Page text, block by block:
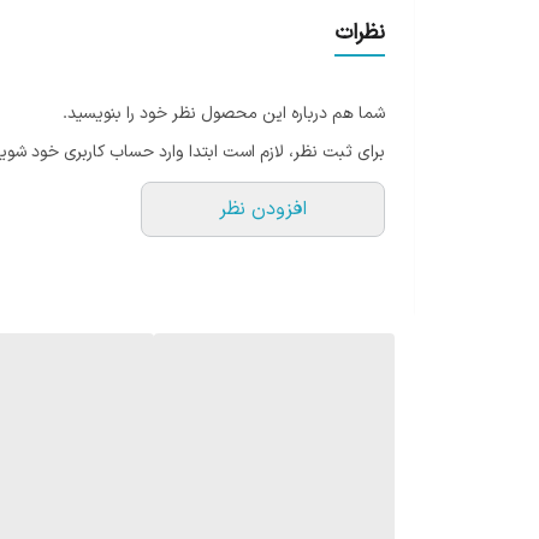
شده شما را بالا می برد بلکه سبب سهولت انجام کار
ملایم و آب داغ برای تمیز کردن آن استفاده کنید و سپس
نظرات
شما هم درباره این محصول نظر خود را بنویسید.
برای ثبت نظر، لازم است ابتدا وارد حساب کاربری خود
افزودن نظر